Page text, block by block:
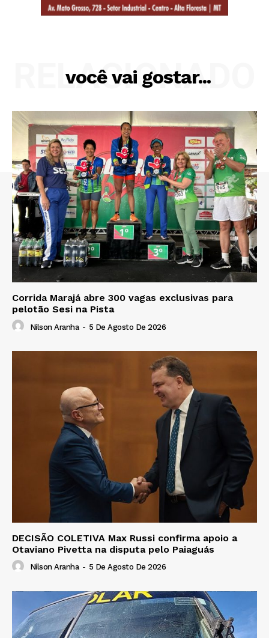
você vai gostar...
RELACIONADO
Corrida Marajá abre 300 vagas exclusivas para
pelotão Sesi na Pista
Nilson Aranha - 5 De Agosto De 2026
DECISÃO COLETIVA Max Russi confirma apoio a
Otaviano Pivetta na disputa pelo Paiaguás
Nilson Aranha - 5 De Agosto De 2026